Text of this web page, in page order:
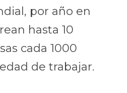
por año en
hasta 10
cada 1000
de trabajar.